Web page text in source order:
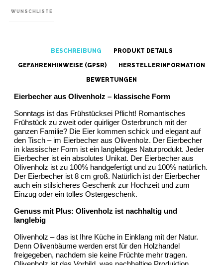
WUNSCHLISTE
BESCHREIBUNG PRODUKT DETAILS
GEFAHRENHINWEISE (GPSR) HERSTELLERINFORMATION
BEWERTUNGEN
Eierbecher aus Olivenholz – klassische Form
Sonntags ist das Frühstücksei Pflicht! Romantisches
Frühstück zu zweit oder quirliger Osterbrunch mit der
ganzen Familie? Die Eier kommen schick und elegant auf
den Tisch – im Eierbecher aus Olivenholz. Der Eierbecher
in klassischer Form ist ein langlebiges Naturprodukt. Jeder
Eierbecher ist ein absolutes Unikat. Der Eierbecher aus
Olivenholz ist zu 100% handgefertigt und zu 100% natürlich.
Der Eierbecher ist 8 cm groß. Natürlich ist der Eierbecher
auch ein stilsicheres Geschenk zur Hochzeit und zum
Einzug oder ein tolles Ostergeschenk.
Genuss mit Plus: Olivenholz ist nachhaltig und
langlebig
Olivenholz – das ist Ihre Küche in Einklang mit der Natur.
Denn Olivenbäume werden erst für den Holzhandel
freigegeben, nachdem sie keine Früchte mehr tragen.